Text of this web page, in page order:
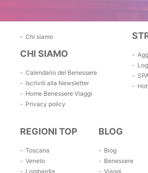
Chi siamo
CHI SIAMO
Calendario del Benessere
Iscriviti alla Newsletter
Home Benessere Viaggi
Privacy policy
REGIONI TOP
Toscana
Veneto
Lombardia
BLOG
Blog
Benessere
Viaggi